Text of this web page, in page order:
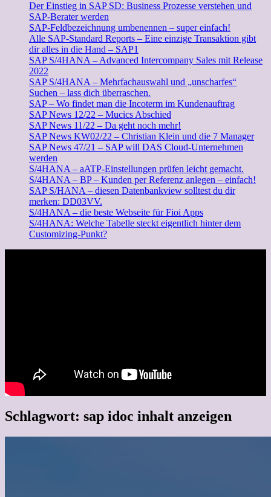
Der Einstieg in SAP SD: Business Prozesse verstehen und
SAP-Berater werden
SAP-Feldbezeichnung umbenennen – super einfach!
Alle SAP-Standard Reports – Eine einzige Transaktion gibt
dir alles in die Hand – SAP1
SAP S/4HANA – Advanced Intercompany Sales mit Release
2022
SAP S/4HANA – Mehrfachauswahl und „unscharfes“
Suchen – lass dich überraschen.
SAP – Wo findet man die Incoterm im Kundenauftrag
SAP News 12/22 – Mucics Abschied
SAP News 11/22 – Da geht noch mehr!
SAP News KW02/22 – Christian Klein und die 7 Manager
SAP News 47/21 – SAP will DAS Cloud-Unternehmen
werden
S/4HANA – aATP-Einstellungen prüfen leicht gemacht.
S/4HANA – BP – Kunden per Referenz anlegen – einfach!
SAP S/HANA – diesen Datenbankview solltest du dir
merken: DD03VV.
S/4HANA – die beste Webseite für Fioi Apps
S/4HANA: Welche Tabelle steckt eigentlich hinter dem
Customizing-Punkt?
Schlagwort: sap idoc inhalt anzeigen